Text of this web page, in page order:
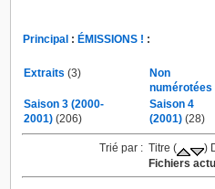
Principal : ÉMISSIONS ! :
Extraits (3)
Non
numérotées
Saison 3 (2000-
2001) (206)
Saison 4
(2001) (28)
Trié par : Titre (
)
Fichiers